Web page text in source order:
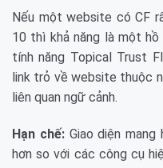
Nếu một website có CF
10 thì khả năng là một
tính năng Topical Trust
link trỏ về website thuộc
liên quan ngữ cảnh.
Hạn chế:Giao diện mang
hơn so với các công cụ